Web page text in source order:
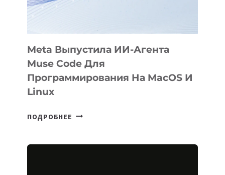
Meta Выпустила ИИ-Агента
Muse Code Для
Программирования На MacOS И
Linux
ПОДРОБНЕЕ META